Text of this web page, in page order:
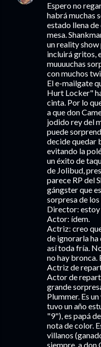
Espero no
habrá muchas
estado llena
mesa.
un reality
incluirá gritos,
muuuuchas
con muchos
El e-mailgate
Hurt Locker"
cinta. Por lo
a que don
jodido rey del
puede
decide quedar
evitando la
un éxito de
de Jolibud,
parece RP del
gángster que
sorpresa de
Director: estoy
Actor: ídem.
Actriz: creo
de ignorarla ha
así toda fría.
no hay bronca.
Actriz de
Actor de
grande
Plummer. Es
tuvo un año
"9"), es papá
nota de color.
villanos
siempre, a don